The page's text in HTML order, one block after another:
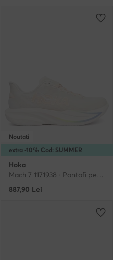
extra -10% Cod: SUMMER
Noutati
Hoka
Mach 7 1171938 · Pantofi pentru alergare
887,90 Lei